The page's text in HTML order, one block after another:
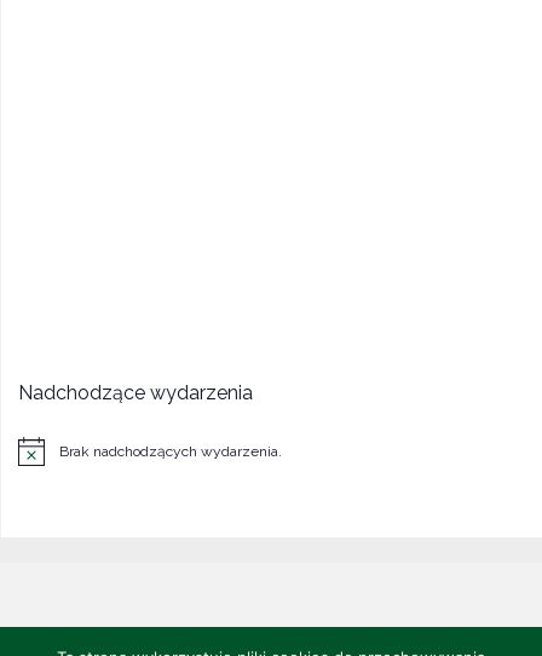
Nadchodzące wydarzenia
Powiadomienie
Brak nadchodzących wydarzenia.